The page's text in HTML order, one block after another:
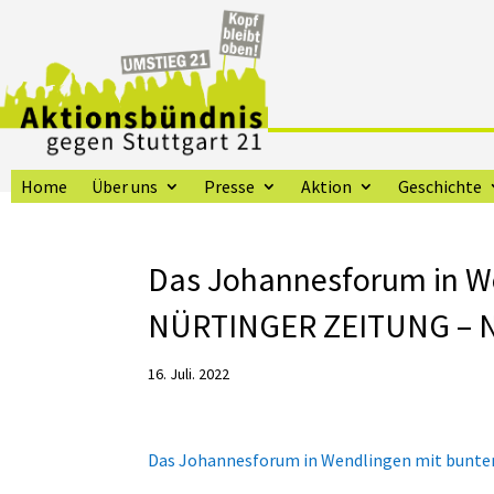
Home Über uns Presse Aktion Geschichte
Das Johannesforum in
NÜRTINGER ZEITUNG
16. Juli. 2022
Das Johannesforum in Wendlingen mit